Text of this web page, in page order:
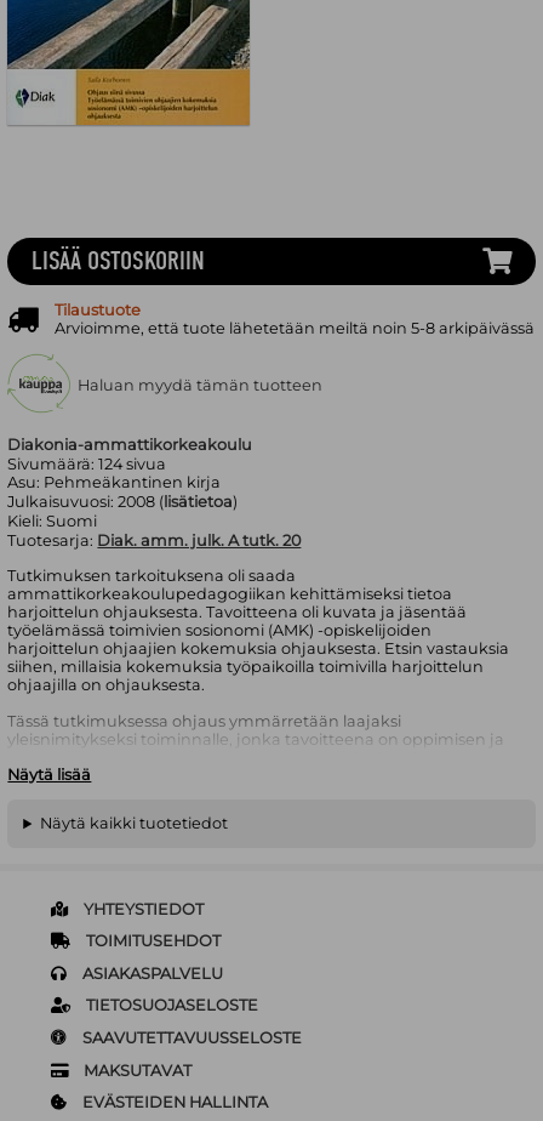
Diakonia-ammattikorkeakoulu
Sivumäärä:124sivua
Asu: Pehmeäkantinen kirja
Julkaisuvuosi:2008 ( lisätietoa)
Kieli:Suomi
Tuotesarja: Diak. amm. julk. A tutk. 20
Tutkimuksen tarkoituksena oli saada
ammattikorkeakoulupedagogiikan kehittämiseksi tietoa
harjoittelun ohjauksesta. Tavoitteena oli kuvata ja jäsentää
työelämässä toimivien sosionomi (AMK) -opiskelijoiden
harjoittelun ohjaajien kokemuksia ohjauksesta. Etsin vastauksia
siihen, millaisia kokemuksia työpaikoilla toimivilla harjoittelun
ohjaajilla on ohjauksesta.
Tässä tutkimuksessa ohjaus ymmärretään laajaksi
yleisnimitykseksi toiminnalle, jonka tavoitteena on oppimisen ja
yhdistämällä. Ohjauksen kannalta keskeiset toimijat
työpaikalla toimiva harjoittelun ohjaaja. Tutkimus on
luonteeltaan kvalitatiivinen tapaustutkimus, jonka kontekstina
Näytä lisää
LISÄÄ OSTOSKORIIN
Tilaustuote
Arvioimme, että tuote lähetetään meiltä noin 5-8 arkipäivässä
Haluan myydä tämän tuotteen
Näytä kaikki tuotetiedot
YHTEYSTIEDOT
TOIMITUSEHDOT
ASIAKASPALVELU
TIETOSUOJASELOSTE
SAAVUTETTAVUUSSELOSTE
MAKSUTAVAT
EVÄSTEIDEN HALLINTA